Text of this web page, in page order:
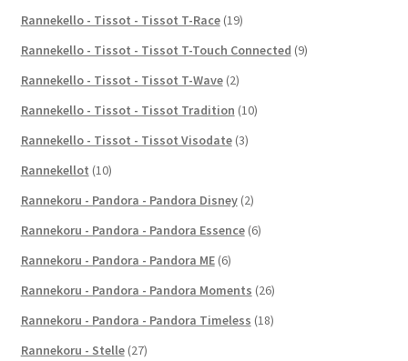
Rannekello - Tissot - Tissot T-Race (19)
Rannekello - Tissot - Tissot T-Touch Connected (9)
Rannekello - Tissot - Tissot T-Wave (2)
Rannekello - Tissot - Tissot Tradition (10)
Rannekello - Tissot - Tissot Visodate (3)
Rannekellot (10)
Rannekoru - Pandora - Pandora Disney (2)
Rannekoru - Pandora - Pandora Essence (6)
Rannekoru - Pandora - Pandora ME (6)
Rannekoru - Pandora - Pandora Moments (26)
Rannekoru - Pandora - Pandora Timeless (18)
Rannekoru - Stelle (27)